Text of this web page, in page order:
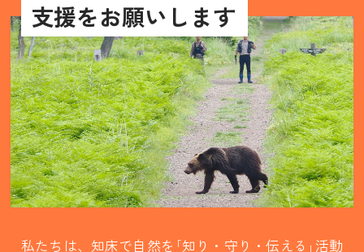
支援をお願いします
私たちは、知床で自然を｢知り・守り・伝える｣活動